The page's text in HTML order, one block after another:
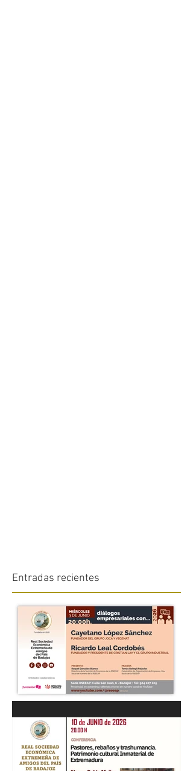
Entradas recientes
“DIÁLOGOS EMPRESARIALES
CON...” Cayetano López
Sánchez y Ricardo Leal